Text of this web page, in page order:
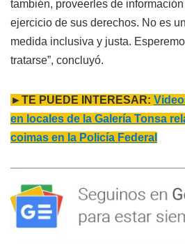
también, proveerles de
ejercicio de sus derechos. No es
medida inclusiva y justa.
tratarse”, concluyó.
►TE PUEDE INTERESAR:
en locales de la Galería Tonsa
coimas en la Policía Federal